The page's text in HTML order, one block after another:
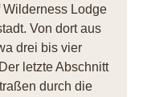
Wilderness Lodge
Von dort aus
drei bis vier
letzte Abschnitt
durch die